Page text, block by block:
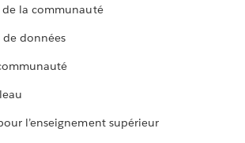
de la communauté
de données
l’enseignement supérieur